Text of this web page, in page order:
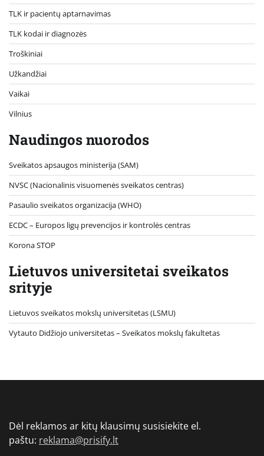
TLK ir pacientų aptarnavimas
TLK kodai ir diagnozės
Troškiniai
Užkandžiai
Vaikai
Vilnius
Naudingos nuorodos
Sveikatos apsaugos ministerija (SAM)
NVSC (Nacionalinis visuomenės sveikatos centras)
Pasaulio sveikatos organizacija (WHO)
ECDC – Europos ligų prevencijos ir kontrolės centras
Korona STOP
Lietuvos universitetai sveikatos
srityje
Lietuvos sveikatos mokslų universitetas (LSMU)
Vytauto Didžiojo universitetas– Sveikatos mokslų fakultetas
Dėl reklamos ar kitų klausimų susisiekite el.
paštu: reklama@prisify.lt